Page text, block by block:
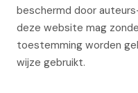
beschermd door
deze website mag
toestemming worden
wijze gebruikt.